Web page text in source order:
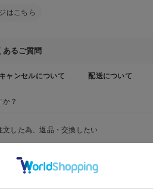
はこちら
るご質問
キャンセルについて 配送について
？
した為、返品・交換したい
があった為、交換・返品したい
お気に入り商品を確認する